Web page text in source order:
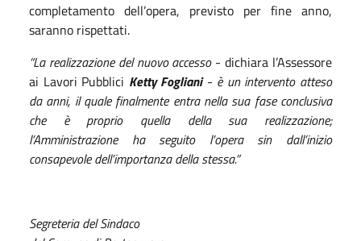
completamento dell’opera, previsto per fine anno,
saranno rispettati.
“La realizzazione del nuovo accesso- dichiara l’Assessore
ai Lavori Pubblici Ketty Fogliani - è un intervento atteso
da anni, il quale finalmente entra nella sua fase conclusiva
che è proprio quella della sua realizzazione;
l’Amministrazione ha seguito l’opera sin dall’inizio
consapevole dell’importanza della stessa.”
Segreteria del Sindaco